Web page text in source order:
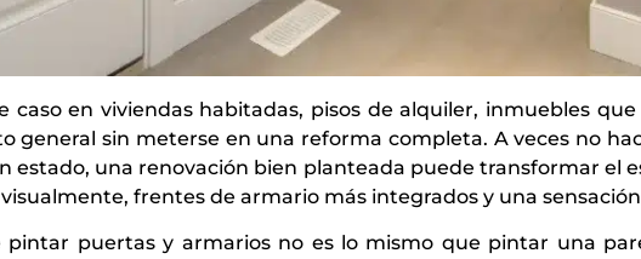
caso en viviendas habitadas, pisos de alquiler, inmuebles
general sin meterse en una reforma completa. A veces no
estado, una renovación bien planteada puede transformar el
frentes de armario más integrados y una
puertas y armarios no es lo mismo que pintar una